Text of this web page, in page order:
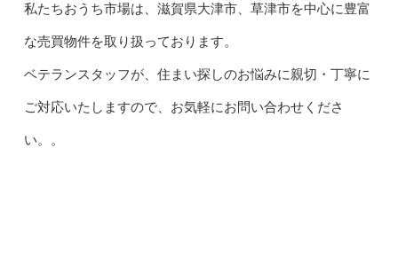
私たちおうち市場は、滋賀県大津市、草津市を中心に豊富
な売買物件を取り扱っております。
ベテランスタッフが、住まい探しのお悩みに親切・丁寧に
ご対応いたしますので、お気軽にお問い合わせくださ
い。。